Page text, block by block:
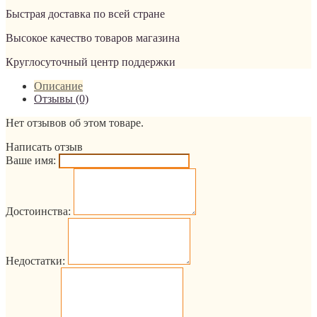
Быстрая доставка по всей стране
Высокое качество товаров магазина
Круглосуточный центр поддержки
Описание
Отзывы (0)
Нет отзывов об этом товаре.
Написать отзыв
Ваше имя:
Достоинства:
Недостатки: